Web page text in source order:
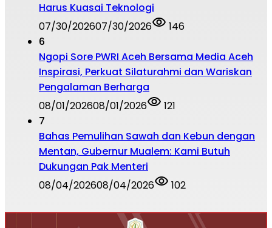
Harus Kuasai Teknologi
07/30/202607/30/2026
146
6
Ngopi Sore PWRI Aceh Bersama Media Aceh
Inspirasi, Perkuat Silaturahmi dan Wariskan
Pengalaman Berharga
08/01/202608/01/2026
121
7
Bahas Pemulihan Sawah dan Kebun dengan
Mentan, Gubernur Mualem: Kami Butuh
Dukungan Pak Menteri
08/04/202608/04/2026 102